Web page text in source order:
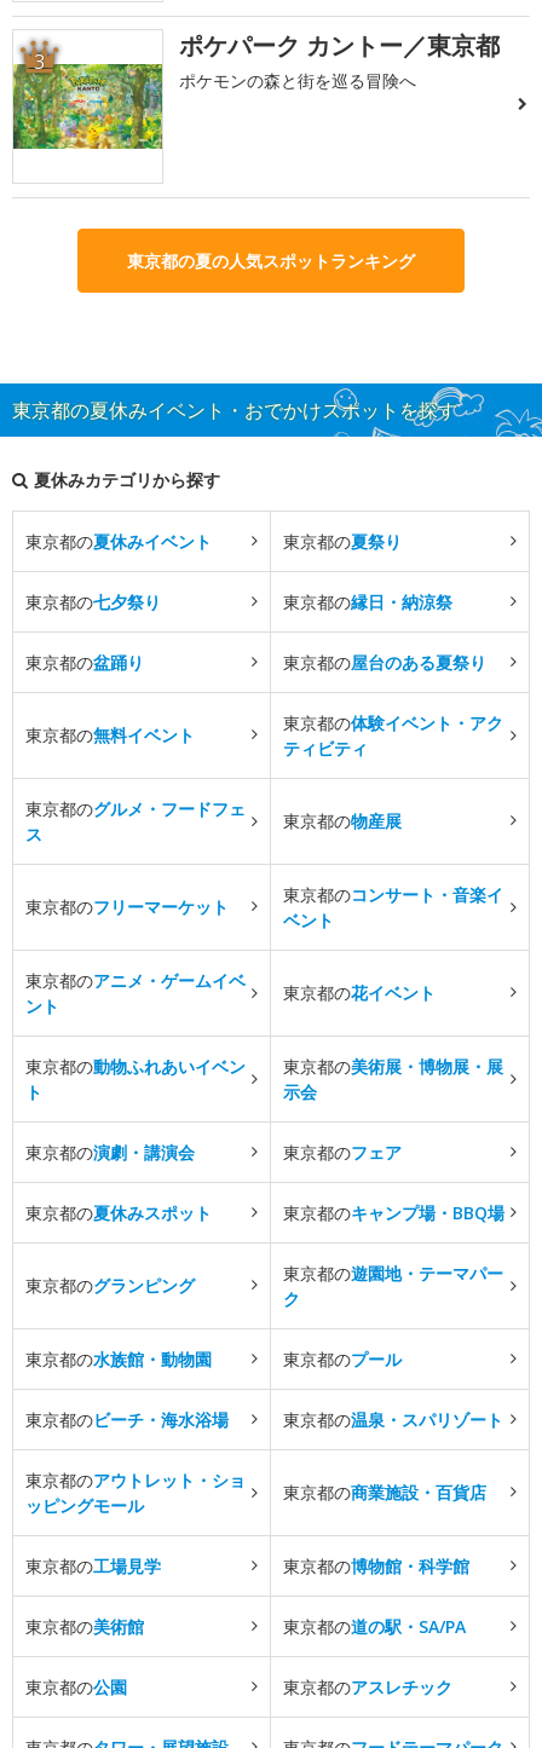
3 ポケパーク カントー／東京都
ポケモンの森と街を巡る冒険へ
東京都の夏の人気スポットランキング
東京都の夏休みイベント・おでかけスポットを探す
夏休みカテゴリから探す
東京都の夏休みイベント 東京都の夏祭り
東京都の七夕祭り 東京都の縁日・納涼祭
東京都の盆踊り 東京都の屋台のある夏祭り
東京都の無料イベント
東京都の体験イベント・アク
ティビティ
東京都のグルメ・フードフェ
ス
東京都の物産展
東京都のフリーマーケット
東京都のコンサート・音楽イ
ベント
東京都のアニメ・ゲームイベ
ント
東京都の花イベント
東京都の動物ふれあいイベン
ト
東京都の美術展・博物展・展
示会
東京都の演劇・講演会 東京都のフェア
東京都の夏休みスポット 東京都のキャンプ場・BBQ場
東京都のグランピング
東京都の遊園地・テーマパー
ク
東京都の水族館・動物園 東京都のプール
東京都のビーチ・海水浴場 東京都の温泉・スパリゾート
東京都のアウトレット・ショ
ッピングモール
東京都の商業施設・百貨店
東京都の工場見学 東京都の博物館・科学館
東京都の美術館 東京都の道の駅・SA/PA
東京都の公園 東京都のアスレチック